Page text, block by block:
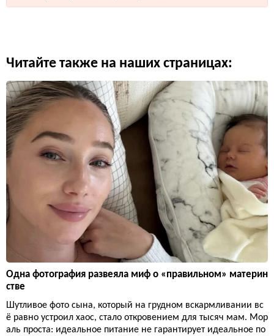
Читайте также на наших страницах:
Одна фотография развеяла миф о «правильном» материн
стве
Шутливое фото сына, который на грудном вскармливании вс
ё равно устроил хаос, стало откровением для тысяч мам. Мор
аль проста: идеальное питание не гарантирует идеальное по